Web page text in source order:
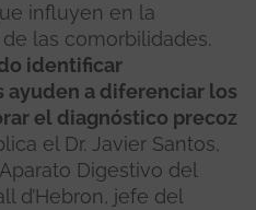
influyen en la
las comorbilidades.
identificar
ayuden a diferenciar los
el diagnóstico precoz
el Dr. Javier Santos,
Digestivo del
d’Hebron, jefe del